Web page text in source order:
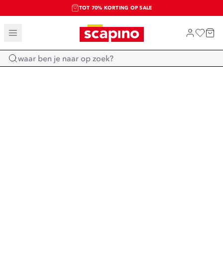
TOT 70% KORTING OP SALE
SALE: LAATSTE KANS!
SHOP NIEUW
Home